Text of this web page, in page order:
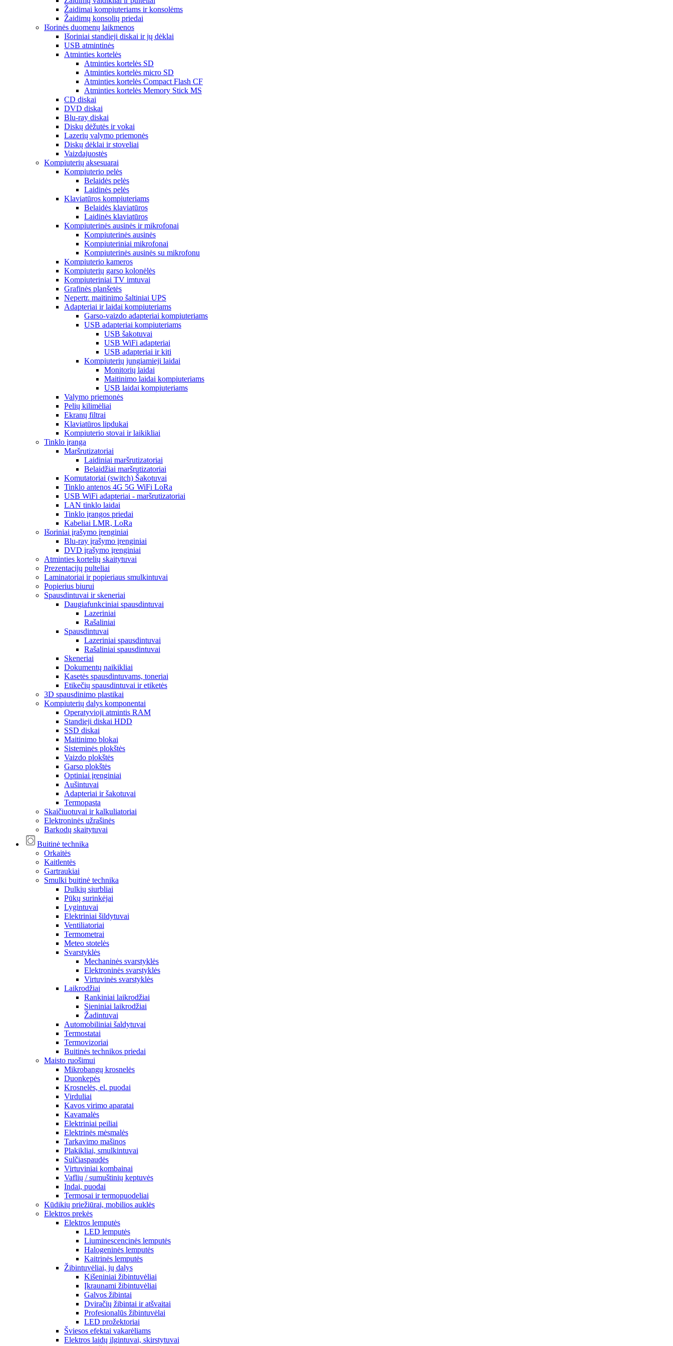
Žaidimai kompiuteriams ir konsolėms
Žaidimų konsolių priedai
Išorinės duomenų laikmenos
Išoriniai standieji diskai ir jų dėklai
USB atmintinės
Atminties kortelės
Atminties kortelės SD
Atminties kortelės micro SD
Atminties kortelės Compact Flash CF
Atminties kortelės Memory Stick MS
CD diskai
DVD diskai
Blu-ray diskai
Diskų dėžutės ir vokai
Lazerių valymo priemonės
Diskų dėklai ir stoveliai
Vaizdajuostės
Kompiuterių aksesuarai
Kompiuterio pelės
Belaidės pelės
Laidinės pelės
Klaviatūros kompiuteriams
Belaidės klaviatūros
Laidinės klaviatūros
Kompiuterinės ausinės ir mikrofonai
Kompiuterinės ausinės
Kompiuteriniai mikrofonai
Kompiuterinės ausinės su mikrofonu
Kompiuterio kameros
Kompiuterių garso kolonėlės
Kompiuteriniai TV imtuvai
Grafinės planšetės
Nepertr. maitinimo šaltiniai UPS
Adapteriai ir laidai kompiuteriams
Garso-vaizdo adapteriai kompiuteriams
USB adapteriai kompiuteriams
USB šakotuvai
USB WiFi adapteriai
USB adapteriai ir kiti
Kompiuterių jungiamieji laidai
Monitorių laidai
Maitinimo laidai kompiuteriams
USB laidai kompiuteriams
Valymo priemonės
Pelių kilimėliai
Ekranų filtrai
Klaviatūros lipdukai
Kompiuterio stovai ir laikikliai
Tinklo įranga
Maršrutizatoriai
Laidiniai maršrutizatoriai
Belaidžiai maršrutizatoriai
Komutatoriai (switch) Šakotuvai
Tinklo antenos 4G 5G WiFi LoRa
USB WiFi adapteriai - maršrutizatoriai
LAN tinklo laidai
Tinklo įrangos priedai
Kabeliai LMR, LoRa
Išoriniai įrašymo įrenginiai
Blu-ray įrašymo įrenginiai
DVD įrašymo įrenginiai
Atminties kortelių skaitytuvai
Prezentacijų pulteliai
Laminatoriai ir popieriaus smulkintuvai
Popierius biurui
Spausdintuvai ir skeneriai
Daugiafunkciniai spausdintuvai
Lazeriniai
Rašaliniai
Spausdintuvai
Lazeriniai spausdintuvai
Rašaliniai spausdintuvai
Skeneriai
Dokumentų naikikliai
Kasetės spausdintuvams, toneriai
Etikečių spausdintuvai ir etiketės
3D spausdinimo plastikai
Kompiuterių dalys komponentai
Operatyvioji atmintis RAM
Standieji diskai HDD
SSD diskai
Maitinimo blokai
Sisteminės plokštės
Vaizdo plokštės
Garso plokštės
Optiniai įrenginiai
Aušintuvai
Adapteriai ir šakotuvai
Termopasta
Skaičiuotuvai ir kalkuliatoriai
Elektroninės užrašinės
Barkodų skaitytuvai
Buitinė technika
Orkaitės
Kaitlentės
Gartraukiai
Smulki buitinė technika
Dulkių siurbliai
Pūkų surinkėjai
Lygintuvai
Elektriniai šildytuvai
Ventiliatoriai
Termometrai
Meteo stotelės
Svarstyklės
Mechaninės svarstyklės
Elektroninės svarstyklės
Virtuvinės svarstyklės
Laikrodžiai
Rankiniai laikrodžiai
Sieniniai laikrodžiai
Žadintuvai
Automobiliniai šaldytuvai
Termostatai
Termovizoriai
Buitinės technikos priedai
Maisto ruošimui
Mikrobangų krosnelės
Duonkepės
Krosnelės, el. puodai
Virduliai
Kavos virimo aparatai
Kavamalės
Elektriniai peiliai
Elektrinės mėsmalės
Tarkavimo mašinos
Plakikliai, smulkintuvai
Sulčiaspaudės
Virtuviniai kombainai
Vaflių / sumuštinių keptuvės
Indai, puodai
Termosai ir termopuodeliai
Kūdikių priežiūrai, mobilios auklės
Elektros prekės
Elektros lemputės
LED lemputės
Liuminescencinės lemputės
Halogeninės lemputės
Kaitrinės lemputės
Žibintuvėliai, jų dalys
Kišeniniai žibintuvėliai
Įkraunami žibintuvėliai
Galvos žibintai
Dviračių žibintai ir atšvaitai
Profesionalūs žibintuvėlai
LED prožektoriai
Šviesos efektai vakarėliams
Elektros laidų ilgintuvai, skirstytuvai